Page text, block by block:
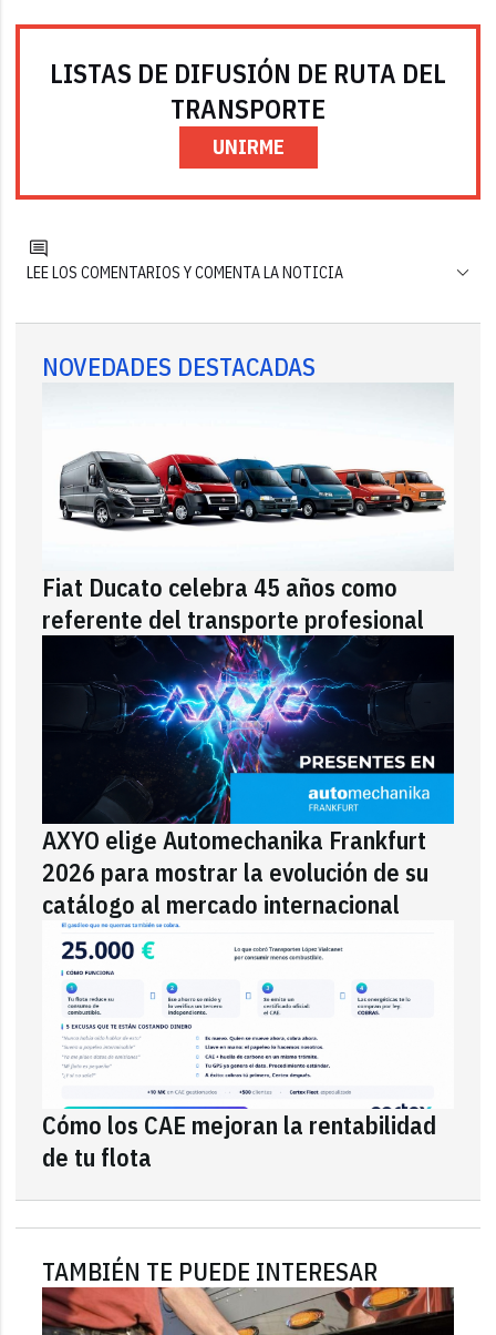
LISTAS DE DIFUSIÓN DE RUTA DEL
TRANSPORTE
UNIRME
LEE LOS COMENTARIOS Y COMENTA LA NOTICIA
NOVEDADES DESTACADAS
Fiat Ducato celebra 45 años como
referente del transporte profesional
AXYO elige Automechanika Frankfurt
2026 para mostrar la evolución de su
catálogo al mercado internacional
Cómo los CAE mejoran la rentabilidad
de tu flota
TAMBIÉN TE PUEDE INTERESAR